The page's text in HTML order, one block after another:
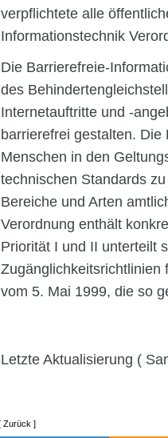
verpflichtete alle
Informationstechnik
Die Barrierefreie-
des
Internetauftritte und -
barrierefrei gestalten.
Menschen in den
technischen Standards
Bereiche und Arten
Verordnung enthält
Priorität I und II unterteilt
Zugänglichkeitsrichtlinien
vom 5. Mai 1999, die so
Letzte Aktualisierung (
Zurück ]